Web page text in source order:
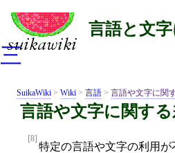
言語と文
SuikaWiki > Wiki > 言語 > 言語や文字に関
言語や文字に関す
[8]
特定の言語や文字の利用が
三